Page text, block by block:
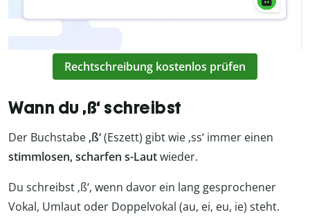
Rechtschreibung kostenlos prüfen
Wann du ‚ß‘ schreibst
Der Buchstabe ‚ß‘(Eszett) gibt wie ‚ss‘ immer einen
stimmlosen, scharfen s-Lautwieder.
Du schreibst ‚ß‘, wenn davor ein lang gesprochener
Vokal, Umlaut oder Doppelvokal (au, ei, eu, ie) steht.